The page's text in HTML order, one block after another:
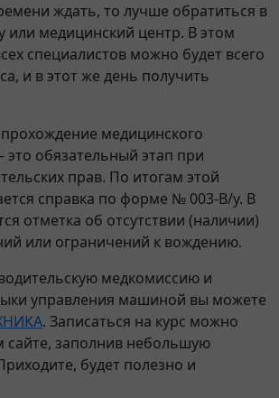
ждать, то лучше обратиться в
или медицинский центр. В этом
специалистов можно будет всего
и в этот же день получить
медицинского
обязательный этап при
прав. По итогам этой
справка по форме № 003-В/у. В
отметка об отсутствии (наличии)
или ограничений к вождению.
медкомиссию и
управления машиной вы можете
. Записаться на курс можно
заполнив небольшую
будет полезно и